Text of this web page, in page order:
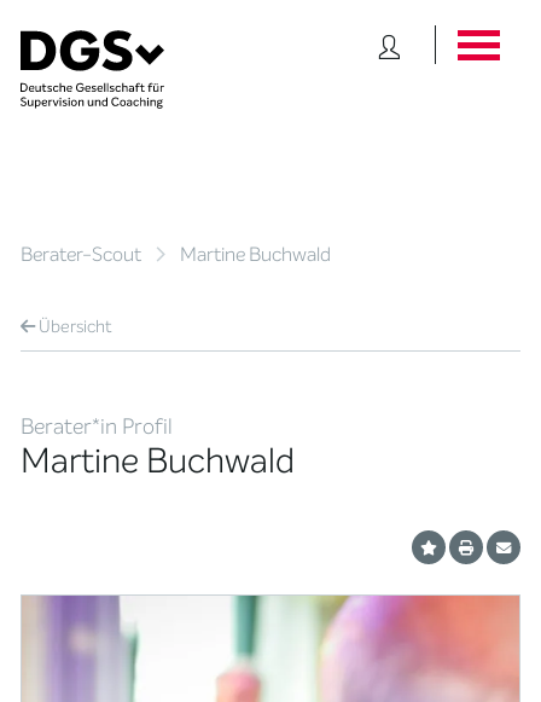
Berater-Scout Martine Buchwald
Übersicht
Berater*in Profil
Martine Buchwald